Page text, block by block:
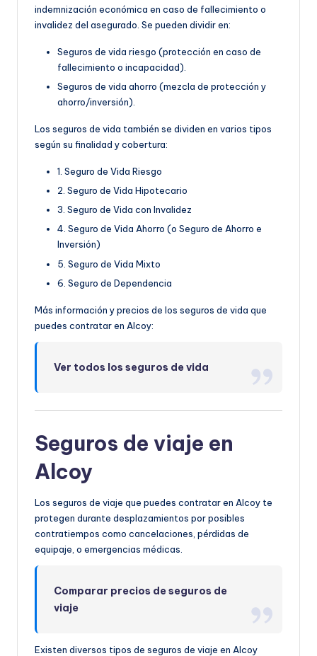
indemnización económica en caso de fallecimiento o
invalidez del asegurado. Se pueden dividir en:
Seguros de vida riesgo (protección en caso de
fallecimiento o incapacidad).
Seguros de vida ahorro (mezcla de protección y
ahorro/inversión).
Los seguros de vida también se dividen en varios tipos
según su finalidad y cobertura:
1. Seguro de Vida Riesgo
2. Seguro de Vida Hipotecario
3. Seguro de Vida con Invalidez
4. Seguro de Vida Ahorro (o Seguro de Ahorro e
Inversión)
5. Seguro de Vida Mixto
6. Seguro de Dependencia
Más información y precios de los seguros de vida que
puedes contratar en Alcoy:
Ver todos los seguros de vida
Seguros de viaje en
Alcoy
Los seguros de viaje que puedes contratar en Alcoy te
protegen durante desplazamientos por posibles
contratiempos como cancelaciones, pérdidas de
equipaje, o emergencias médicas.
Comparar precios de seguros de
viaje
Existen diversos tipos de seguros de viaje en Alcoy